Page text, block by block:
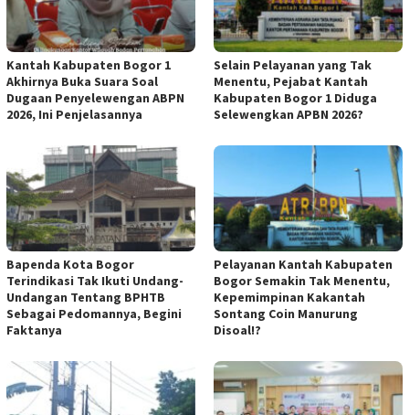
Kantah Kabupaten Bogor 1
Akhirnya Buka Suara Soal
Dugaan Penyelewengan ABPN
2026, Ini Penjelasannya
Selain Pelayanan yang Tak
Menentu, Pejabat Kantah
Kabupaten Bogor 1 Diduga
Selewengkan APBN 2026?
Bapenda Kota Bogor
Terindikasi Tak Ikuti Undang-
Undangan Tentang BPHTB
Sebagai Pedomannya, Begini
Faktanya
Pelayanan Kantah Kabupaten
Bogor Semakin Tak Menentu,
Kepemimpinan Kakantah
Sontang Coin Manurung
Disoal!?